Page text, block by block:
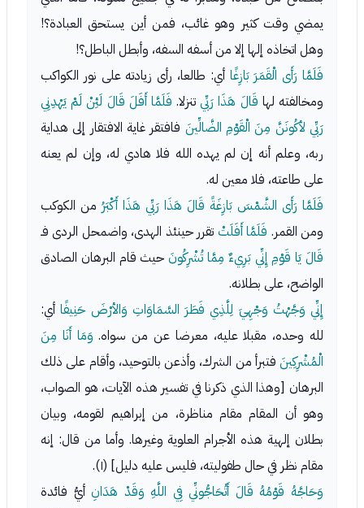
يمضي وقت كثير وهو غائب، فمن أين يستحق العبادة؟!
وهل اتخاذه إلها إلا من أسفه السفه، وأبطل الباطل؟!
فَلَمَّا رَأَى الْقَمَرَ بَازِغًا أي: طالعا، رأى زيادته على نور الكواكب
ومخالفته لها قَالَ هَذَا رَبِّيتنزلا. فَلَمَّا أَفَلَ قَالَ لَئِنْ لَمْ يَهْدِنِي
رَبِّي لأكُونَنَّ مِنَ الْقَوْمِ الضَّالِّينَ فافتقر غاية الافتقار إلى هداية
ربه، وعلم أنه إن لم يهده الله فلا هادي له، وإن لم يعنه
على طاعته، فلا معين له.
فَلَمَّا رَأَى الشَّمْسَ بَازِغَةً قَالَ هَذَا رَبِّي هَذَا أَكْبَرُ من الكوكب
ومن القمر. فَلَمَّا أَفَلَتْ تقرر حينئذ الهدى، واضمحل الردى فـ
قَالَ يَا قَوْمِ إِنِّي بَرِيءٌ مِمَّا تُشْرِكُونَحيث قام البرهان الصادق
الواضح، على بطلانه.
إِنِّي وَجَّهْتُ وَجْهِيَ لِلَّذِي فَطَرَ السَّمَاوَاتِ وَالأرْضَ حَنِيفًاأي:
لله وحده، مقبلا عليه، معرضا عن من سواه. وَمَا أَنَا مِنَ
الْمُشْرِكِينَ فتبرأ من الشرك، وأذعن بالتوحيد، وأقام على ذلك
البرهان [وهذا الذي ذكرنا في تفسير هذه الآيات، هو الصواب،
وهو أن المقام مقام مناظرة، من إبراهيم لقومه، وبيان
بطلان إلهية هذه الأجرام العلوية وغيرها. وأما من قال: إنه
مقام نظر في حال طفوليته، فليس عليه دليل] (١).
وَحَاجَّهُ قَوْمُهُ قَالَ أَتُحَاجُّونِّي فِي اللَّهِ وَقَدْ هَدَانِأيُّ فائدة